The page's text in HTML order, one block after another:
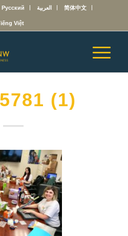
Русский العربية 简体中文
Việt
(1)